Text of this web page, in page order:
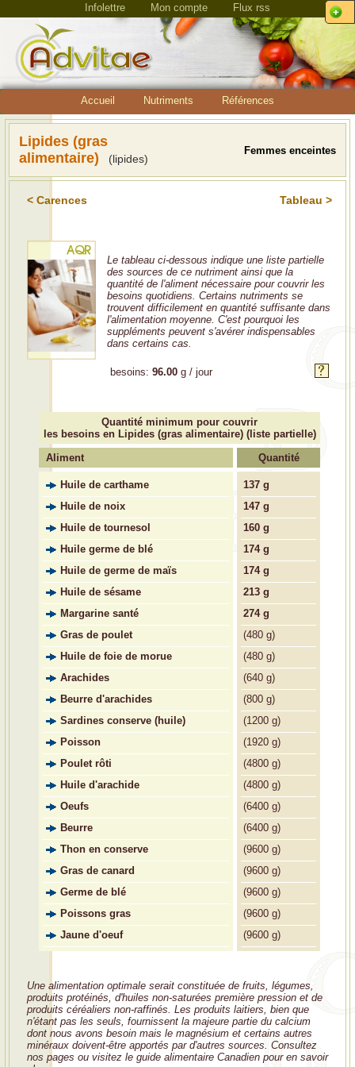
Infolettre Mon compte Flux rss
Accueil Nutriments Références
Lipides (gras
alimentaire)
(lipides)
Femmes enceintes
< Carences Tableau >
Le tableau ci-dessous indique une liste partielle
des sources de ce nutriment ainsi que la
quantité de l'aliment nécessaire pour couvrir les
besoins quotidiens. Certains nutriments se
trouvent difficilement en quantité suffisante dans
l'alimentation moyenne. C'est pourquoi les
suppléments peuvent s'avérer indispensables
dans certains cas.
besoins: 96.00 g / jour
Quantité minimum pour couvrir
les besoins en Lipides (gras alimentaire) (liste partielle)
Aliment
Quantité
Huile de carthame
Huile de noix
Huile de tournesol
Huile germe de blé
Huile de germe de maïs
Huile de sésame
Margarine santé
Gras de poulet
Huile de foie de morue
Arachides
Beurre d'arachides
Sardines conserve (huile)
Poisson
Poulet rôti
Huile d'arachide
Oeufs
Beurre
Thon en conserve
Gras de canard
Germe de blé
Poissons gras
Jaune d'oeuf
137 g
147 g
160 g
174 g
174 g
213 g
274 g
(480 g)
(480 g)
(640 g)
(800 g)
(1200 g)
(1920 g)
(4800 g)
(4800 g)
(6400 g)
(6400 g)
(9600 g)
(9600 g)
(9600 g)
(9600 g)
(9600 g)
Une alimentation optimale serait constituée de fruits, légumes,
produits protéinés, d'huiles non-saturées première pression et de
produits céréaliers non-raffinés. Les produits laitiers, bien que
n'étant pas les seuls, fournissent la majeure partie du calcium
dont nous avons besoin mais le magnésium et certains autres
minéraux doivent-être apportés par d'autres sources. Consultez
nos pages ou visitez le guide alimentaire Canadien pour en savoir